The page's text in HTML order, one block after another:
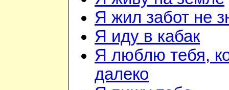
Я жил забот не
Я иду в кабак
Я люблю тебя,
далеко